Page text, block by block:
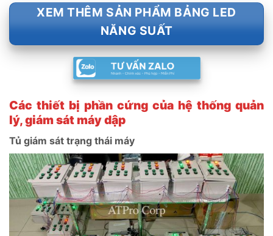
XEM THÊM SẢN PHẨM BẢNG LED
NĂNG SUẤT
Các thiết bị phần cứng của hệ thống quản
lý, giám sát máy dập
Tủ giám sát trạng thái máy